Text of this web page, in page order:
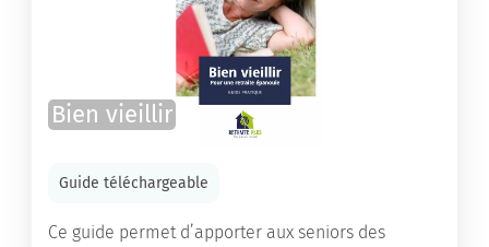
Bien vieillir
Guide téléchargeable
Ce guide permet d’apporter aux seniors des